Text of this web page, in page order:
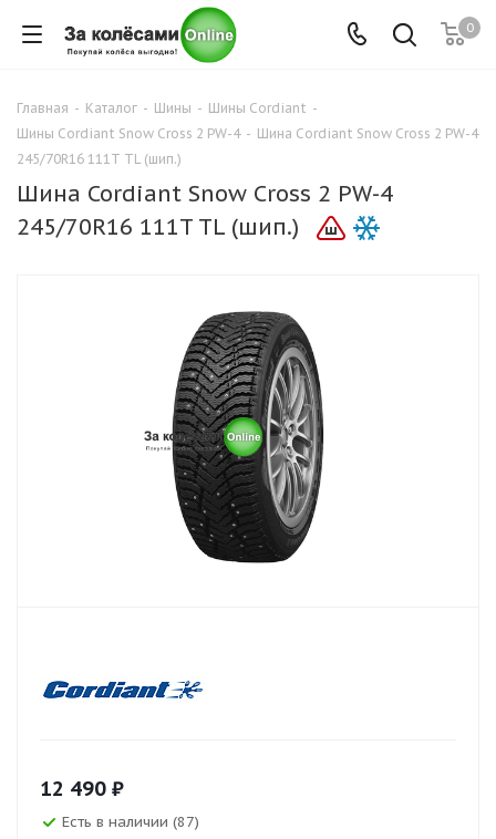
0
Главная - Каталог - Шины - Шины Cordiant -
Шины Cordiant Snow Cross 2 PW-4 - Шина Cordiant Snow Cross 2 PW-4
245/70R16 111T TL (шип.)
Шина Cordiant Snow Cross 2 PW-4
245/70R16 111T TL (шип.)
12 490 ₽
Есть в наличии (87)